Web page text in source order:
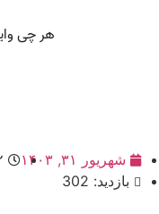
شهریور ۳۱, ۱۴۰۳
بازدید: 302